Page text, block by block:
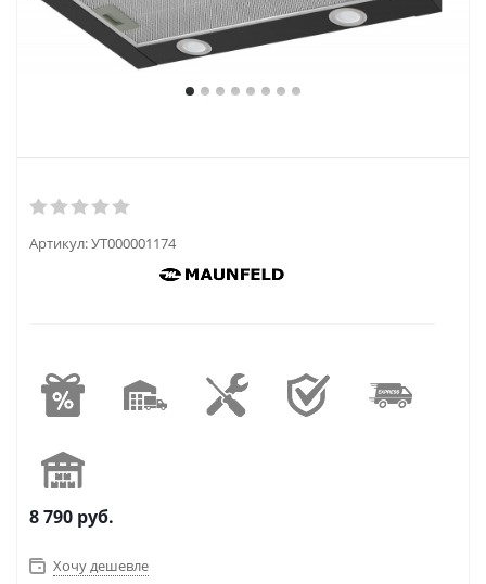
Артикул:УТ000001174
8 790 руб.
Хочу дешевле